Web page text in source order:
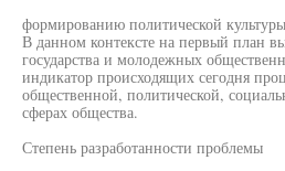
формированию политической
В данном контексте на первый план
государства и молодежных
индикатор происходящих сегодня
общественной, политической,
сферах общества.
Степень разработанности проблемы